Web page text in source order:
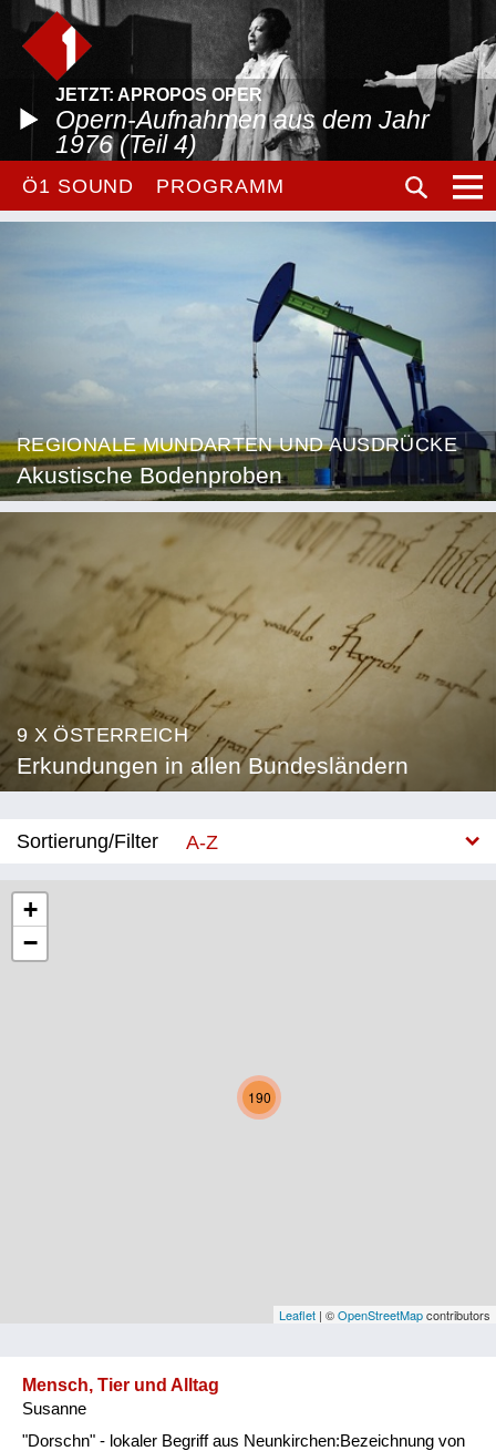
JETZT: APROPOS OPER
Opern-Aufnahmen aus dem Jahr
1976 (Teil 4)
Ö1 SOUND PROGRAMM
REGIONALE MUNDARTEN UND AUSDRÜCKE
Akustische Bodenproben
9 X ÖSTERREICH
Erkundungen in allen Bundesländern
Sortierung/Filter
A-Z
Niederösterreich
Oberösterreich
Vorarlberg
190
+
−
Leaflet | ©OpenStreetMapcontributors
Mensch, Tier und Alltag
Susanne
"Dorschn" - lokaler Begriff aus Neunkirchen:Bezeichnung von